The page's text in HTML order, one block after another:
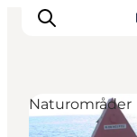
Naturområder